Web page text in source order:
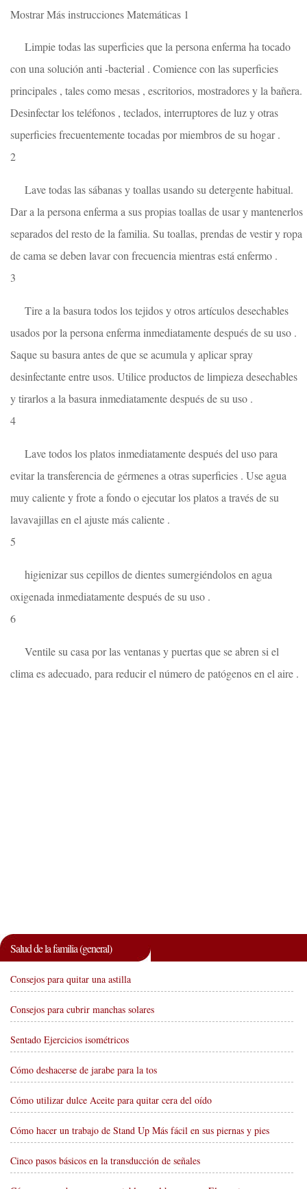
Mostrar Más instrucciones Matemáticas 1
Limpie todas las superficies que la persona enferma ha tocado
con una solución anti -bacterial . Comience con las superficies
principales , tales como mesas , escritorios, mostradores y la bañera.
Desinfectar los teléfonos , teclados, interruptores de luz y otras
superficies frecuentemente tocadas por miembros de su hogar .
2
Lave todas las sábanas y toallas usando su detergente habitual.
Dar a la persona enferma a sus propias toallas de usar y mantenerlos
separados del resto de la familia. Su toallas, prendas de vestir y ropa
de cama se deben lavar con frecuencia mientras está enfermo .
3
Tire a la basura todos los tejidos y otros artículos desechables
usados ​​por la persona enferma inmediatamente después de su uso .
Saque su basura antes de que se acumula y aplicar spray
desinfectante entre usos. Utilice productos de limpieza desechables
y tirarlos a la basura inmediatamente después de su uso .
4
Lave todos los platos inmediatamente después del uso para
evitar la transferencia de gérmenes a otras superficies . Use agua
muy caliente y frote a fondo o ejecutar los platos a través de su
lavavajillas en el ajuste más caliente .
5
higienizar sus cepillos de dientes sumergiéndolos en agua
oxigenada inmediatamente después de su uso .
6
Ventile su casa por las ventanas y puertas que se abren si el
clima es adecuado, para reducir el número de patógenos en el aire .
Salud de la familia (general)
Consejos para quitar una astilla
Consejos para cubrir manchas solares
Sentado Ejercicios isométricos
Cómo deshacerse de jarabe para la tos
Cómo utilizar dulce Aceite para quitar cera del oído
Cómo hacer un trabajo de Stand Up Más fácil en sus piernas y pies
Cinco pasos básicos en la transducción de señales